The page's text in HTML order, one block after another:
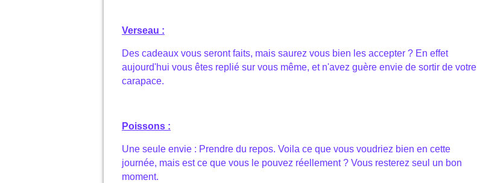
Verseau :
Des cadeaux vous seront faits, mais saurez vous bien les accepter ? En effet
aujourd'hui vous êtes replié sur vous même, et n'avez guère envie de sortir de votre
carapace.
Poissons :
Une seule envie : Prendre du repos. Voila ce que vous voudriez bien en cette
journée, mais est ce que vous le pouvez réellement ? Vous resterez seul un bon
moment.